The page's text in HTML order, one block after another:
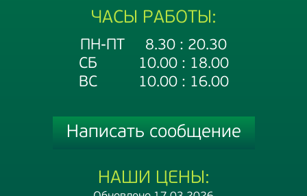
ЧАСЫ РАБОТЫ:
ПН-ПТ 8.30 : 20.30
СБ 10.00 : 18.00
ВС 10.00 : 16.00
Написать сообщение
НАШИ ЦЕНЫ: